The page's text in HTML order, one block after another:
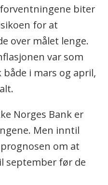
biter
for at
over målet lenge.
var som
i mars og april,
Norges Bank er
Men inntil
om at
september før de